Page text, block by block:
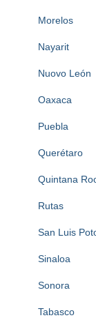
Morelos
Nayarit
Nuovo León
Oaxaca
Puebla
Querétaro
Quintana
Rutas
San Luis
Sinaloa
Sonora
Tabasco